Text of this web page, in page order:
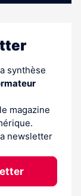
synthèse
magazine
newsletter